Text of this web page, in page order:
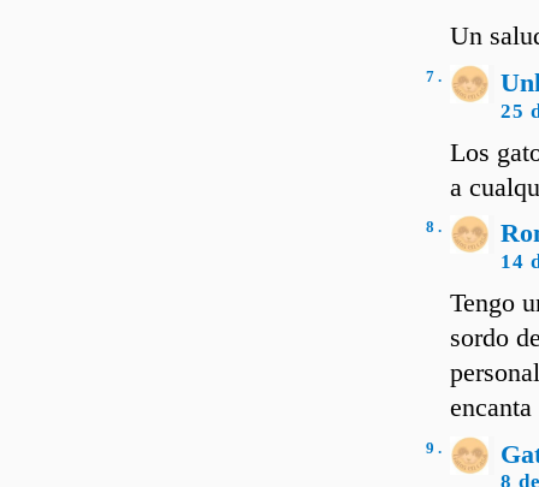
Un
7 .
25
Los
a
8 .
14
Tengo
sordo
encanta
9 .
8